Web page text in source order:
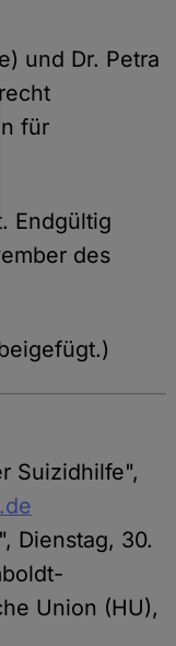
und Dr. Petra
für
Endgültig
des
Suizidhilfe",
Dienstag, 30.
Union (HU),